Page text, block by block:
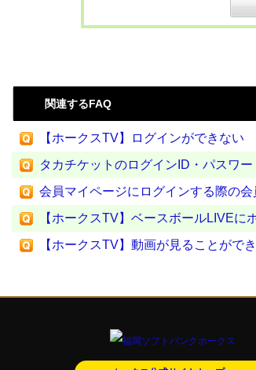
関連するFAQ
【ホークスTV】ログインができない
タカチケットのログインID・パスワ
会員マイページにログインする際の
【ホークスTV】ベースボールLIVE
【ホークスTV】動画が見ることがで